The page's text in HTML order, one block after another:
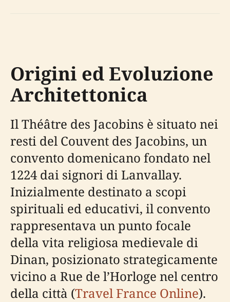
Origini ed Evoluzione
Architettonica
Il Théâtre des Jacobins è situato nei
resti del Couvent des Jacobins, un
convento domenicano fondato nel
1224 dai signori di Lanvallay.
Inizialmente destinato a scopi
spirituali ed educativi, il convento
rappresentava un punto focale
della vita religiosa medievale di
Dinan, posizionato strategicamente
vicino a Rue de l’Horloge nel centro
della città (Travel France Online).